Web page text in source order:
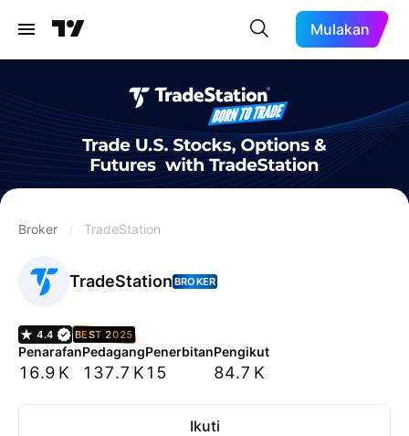
Mulakan
Broker TradeStation
TradeStation BROKER
4.4 BEST 2025
Penarafan
16.9 K
Pedagang
137.7 K
Penerbitan
15
Pengikut
84.7 K
Ikuti